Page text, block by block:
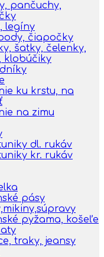
pančuchy,
legíny
čiapočky
šatky, čelenky,
klobúčiky
ku krstu, na
na zimu
dl. rukáv
kr. rukáv
pásy
pyžama, košeľe
traky, jeansy